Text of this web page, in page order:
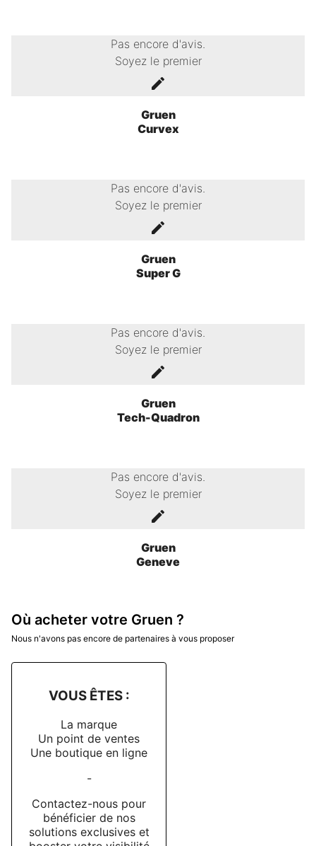
Pas encore d'avis.
Soyez le premier
Gruen
Curvex
Pas encore d'avis.
Soyez le premier
Gruen
Super G
Pas encore d'avis.
Soyez le premier
Gruen
Tech-Quadron
Pas encore d'avis.
Soyez le premier
Gruen
Geneve
Où acheter votre Gruen ?
Nous n'avons pas encore de partenaires à vous proposer
VOUS ÊTES :
La marque
Un point de ventes
Une boutique en ligne
-
Contactez-nous pour
bénéficier de nos
solutions exclusives et